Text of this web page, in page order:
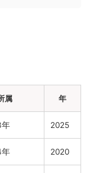
属 年
年 2025
年 2020